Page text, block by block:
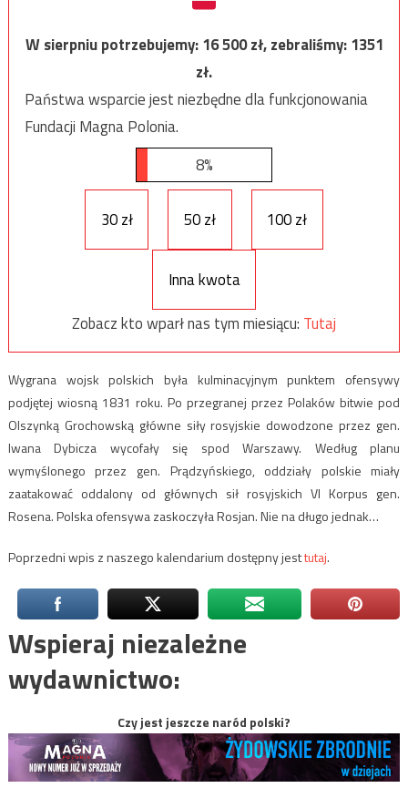
W sierpniu potrzebujemy:16 500zł, zebraliśmy:1351
zł.
Państwa wsparcie jest niezbędne dla funkcjonowania
Fundacji Magna Polonia.
8%
30 zł 50 zł 100 zł
Inna kwota
Zobacz kto wparł nas tym miesiącu: Tutaj
Wygrana wojsk polskich była kulminacyjnym punktem ofensywy
podjętej wiosną 1831 roku. Po przegranej przez Polaków bitwie pod
Olszynką Grochowską główne siły rosyjskie dowodzone przez gen.
Iwana Dybicza wycofały się spod Warszawy. Według planu
wymyślonego przez gen. Prądzyńskiego, oddziały polskie miały
zaatakować oddalony od głównych sił rosyjskich VI Korpus gen.
Rosena. Polska ofensywa zaskoczyła Rosjan. Nie na długo jednak…
Poprzedni wpis z naszego kalendarium dostępny jesttutaj.
Wspieraj niezależne
wydawnictwo:
Czy jest jeszcze naród polski?